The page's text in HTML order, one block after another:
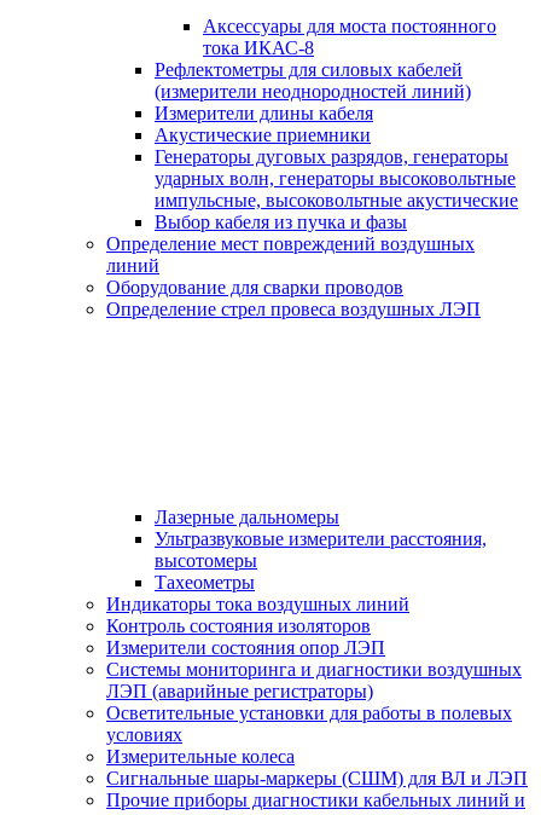
Аксессуары для моста постоянного
тока ИКАС-8
Рефлектометры для силовых кабелей
(измерители неоднородностей линий)
Измерители длины кабеля
Акустические приемники
Генераторы дуговых разрядов, генераторы
ударных волн, генераторы высоковольтные
импульсные, высоковольтные акустические
Выбор кабеля из пучка и фазы
Определение мест повреждений воздушных
линий
Оборудование для сварки проводов
Определение стрел провеса воздушных ЛЭП
Лазерные дальномеры
Ультразвуковые измерители расстояния,
высотомеры
Тахеометры
Индикаторы тока воздушных линий
Контроль состояния изоляторов
Измерители состояния опор ЛЭП
Системы мониторинга и диагностики воздушных
ЛЭП (аварийные регистраторы)
Осветительные установки для работы в полевых
условиях
Измерительные колеса
Сигнальные шары-маркеры (СШМ) для ВЛ и ЛЭП
Прочие приборы диагностики кабельных линий и